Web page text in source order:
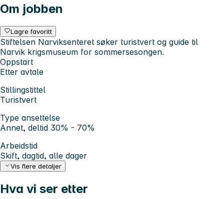
Om jobben
Lagre favoritt
Stiftelsen Narviksenteret søker turistvert og guide til
Narvik krigsmuseum for sommersesongen.
Oppstart
Etter avtale
Stillingstittel
Turistvert
Type ansettelse
Annet, deltid 30% - 70%
Arbeidstid
Skift, dagtid, alle dager
Vis flere detaljer
Hva vi ser etter